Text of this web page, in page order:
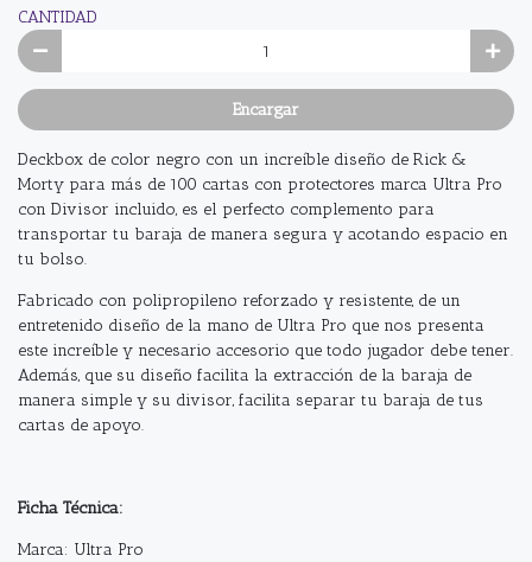
CANTIDAD
Encargar
Deckbox de color negro con un increíble diseño de Rick &
Morty para más de 100 cartas con protectores marca Ultra Pro
con Divisor incluido, es el perfecto complemento para
transportar tu baraja de manera segura y acotando espacio en
tu bolso.
Fabricado con polipropileno reforzado y resistente, de un
entretenido diseño de la mano de Ultra Pro que nos presenta
este increíble y necesario accesorio que todo jugador debe tener.
Además, que su diseño facilita la extracción de la baraja de
manera simple y su divisor, facilita separar tu baraja de tus
cartas de apoyo.
Ficha Técnica:
Marca: Ultra Pro